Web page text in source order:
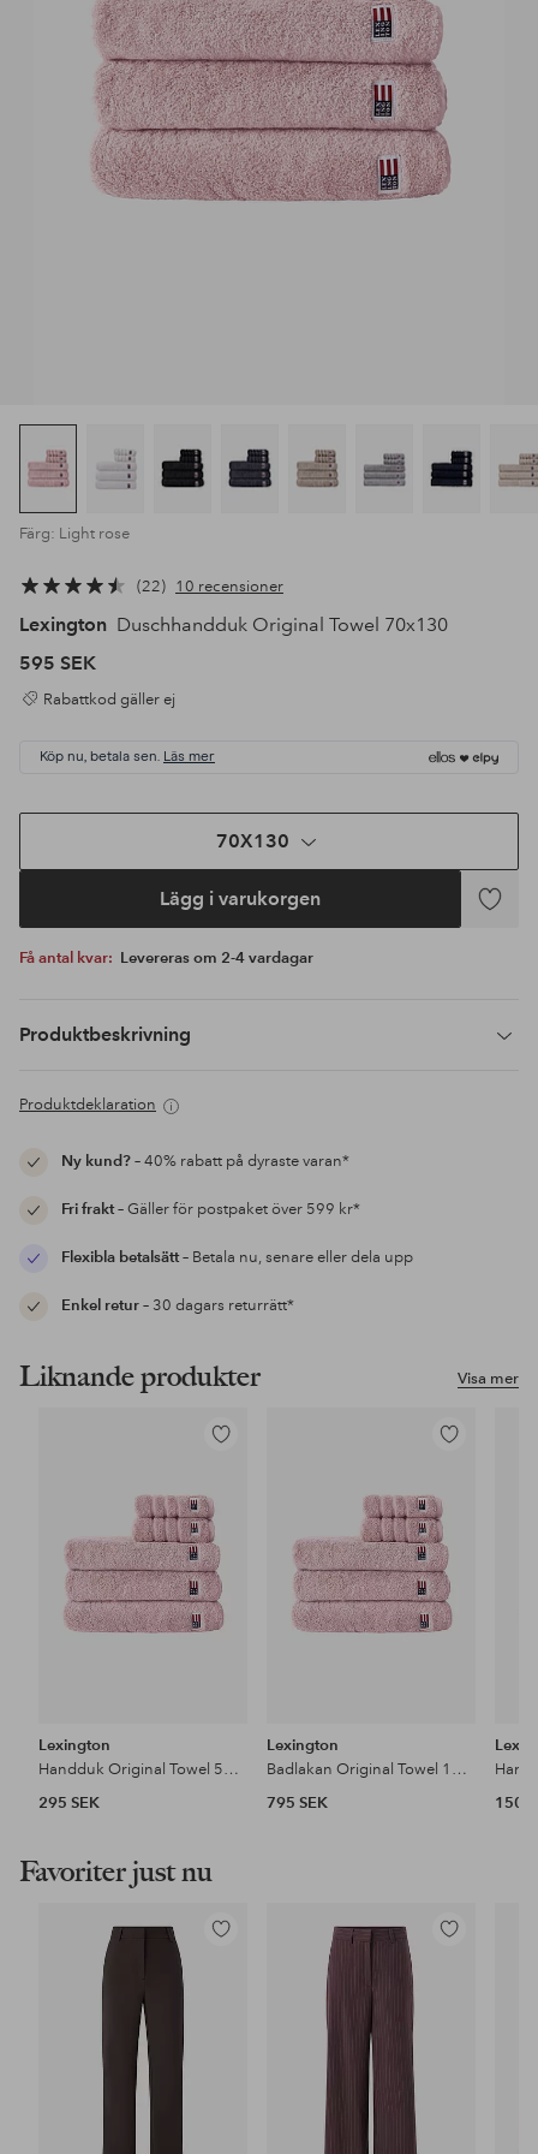
Färg: Light rose
22 10 recensioner
Lexington Duschhandduk Original Towel 70x130
595 SEK
Rabattkod gäller ej
Köp nu, betala sen. Läs mer
70X130
Lägg i varukorgen
Lägg
Få antal kvar: Levereras om 2-4 vardagar
Produktbeskrivning
Produktdeklaration
Ny kund?– 40% rabatt på dyraste varan*
Fri frakt– Gäller för postpaket över 599 kr*
Flexibla betalsätt– Betala nu, senare eller dela upp
Enkel retur– 30 dagars returrätt*
Visa mer
Liknande produkter
Lägg
favoriter
Lexington
Handduk Original Towel 50x70
295 SEK
Lägg
favoriter
Lexington
Badlakan Original Towel 100x150
795 SEK
150
Favoriter just nu
Lägg
Lägg